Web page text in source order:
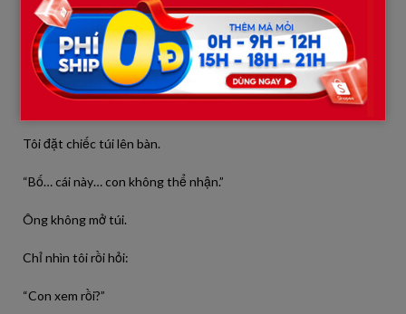
Tôi bước vào sân.
Bố chồng tôi đang ngồi trên chiếc ghế gỗ cũ dưới gốc xoài.
Ông nhìn tôi quay lại, ánh mắt vẫn bình thản.
Tôi đặt chiếc túi lên bàn.
“Bố… cái này… con không thể nhận.”
Ông không mở túi.
Chỉ nhìn tôi rồi hỏi:
“Con xem rồi?”